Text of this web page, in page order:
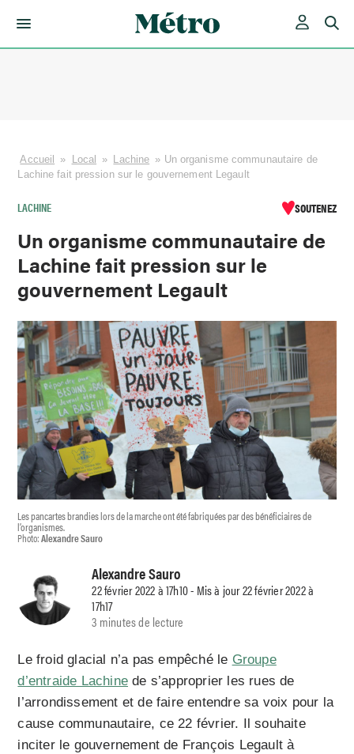
Accueil » Local » Lachine » Un organisme communautaire de
Lachine fait pression sur le gouvernement Legault
LACHINE SOUTENEZ
Un organisme communautaire de
Lachine fait pression sur le
gouvernement Legault
Les pancartes brandies lors de la marche ont été fabriquées par des bénéficiaires de
l’organismes.
Photo:Alexandre Sauro
Alexandre Sauro
22 février 2022 à 17h10 - Mis à jour 22 février 2022 à
17h17
3 minutes de lecture
Le froid glacial n’a pas empêché le Groupe
d’entraide Lachine de s’approprier les rues de
l’arrondissement et de faire entendre sa voix pour la
cause communautaire, ce 22 février. Il souhaite
inciter le gouvernement de François Legault à